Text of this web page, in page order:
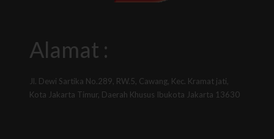
Alamat :
Jl. Dewi Sartika No.289, RW.5, Cawang, Kec. Kramat jati,
Kota Jakarta Timur, Daerah Khusus Ibukota Jakarta 13630